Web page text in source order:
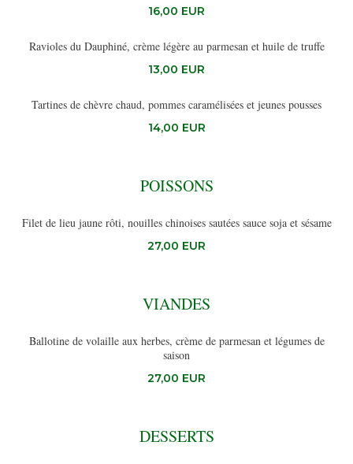
16,00 EUR
Ravioles du Dauphiné, crème légère au parmesan et huile de truffe
13,00 EUR
Tartines de chèvre chaud, pommes caramélisées et jeunes pousses
14,00 EUR
POISSONS
Filet de lieu jaune rôti, nouilles chinoises sautées sauce soja et sésame
27,00 EUR
VIANDES
Ballotine de volaille aux herbes, crème de parmesan et légumes de
saison
27,00 EUR
DESSERTS